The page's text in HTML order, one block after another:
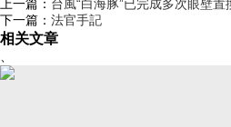
上一篇： 台風“白海豚”已完成多次眼壁
下一篇： 法官手記
相关文章